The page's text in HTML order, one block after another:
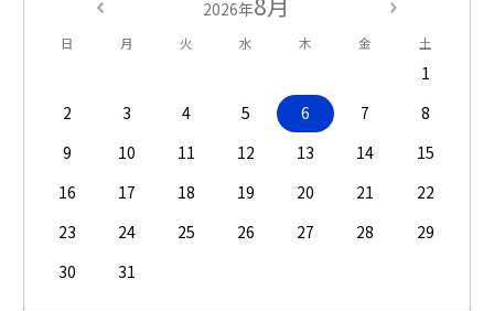
2026年
日 月 火 水 木 金 土
1
2
3 4 5 6 7
8
9
10 11 12 13 14
15
16
17 18 19 20 21
22
23
24 25 26 27 28
29
30
31